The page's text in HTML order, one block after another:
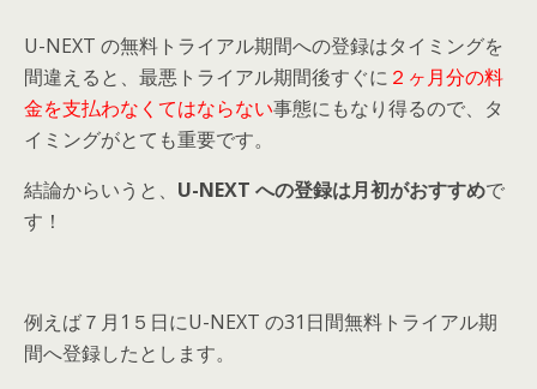
U-NEXT の無料トライアル期間への登録はタイミングを
間違えると、最悪 トライアル期間後すぐに ２ヶ月分の料
金を支払わなくてはならない事態にもなり得るので、タ
イミングがとても重要です。
結論からいうと、 U-NEXT への登録は月初がおすすめで
す！
例えば７月1５日にU-NEXT の31日間無料トライアル期
間へ登録したとします。